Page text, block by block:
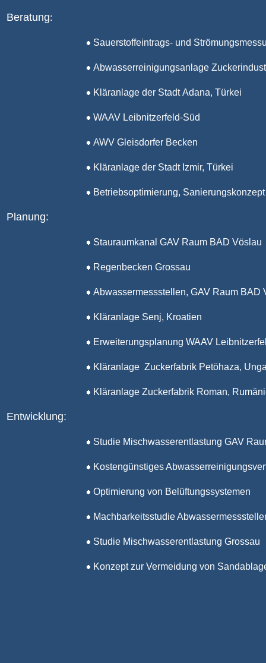
Beratung:
Sauerstoffeintrags- und
Abwasserreinigungsanlage
Kläranlage der StadtAdana, Türkei
WAAV Leibnitzerfeld-Süd
AWV Gleisdorfer Becken
Kläranlage der Stadt Izmir, Türkei
Betriebsoptimierung,
Planung:
Stauraumkanal GAV Raum BAD Vöslau
Regenbecken Grossau
Abwassermessstellen, GAV Raum BAD
Kläranlage Senj, Kroatien
Erweiterungsplanung WAAV
Kläranlage Zuckerfabrik Petöhaza,
Kläranlage Zuckerfabrik Roman,
Entwicklung:
Studie Mischwasserentlastung GAV
Kostengünstiges
Optimierung von Belüftungssystemen
Machbarkeitsstudie
Studie Mischwasserentlastung Grossau
Konzept zur Vermeidung von